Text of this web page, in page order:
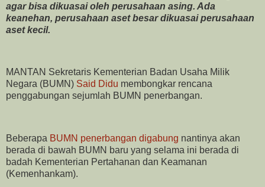
agar bisa dikuasai oleh perusahaan asing. Ada
keanehan, perusahaan aset besar dikuasai perusahaan
aset kecil.
MANTAN Sekretaris Kementerian Badan Usaha Milik
Negara (BUMN) Said Didu membongkar rencana
penggabungan sejumlah BUMN penerbangan.
Beberapa BUMN penerbangan digabung nantinya akan
berada di bawah BUMN baru yang selama ini berada di
badah Kementerian Pertahanan dan Keamanan
(Kemenhankam).